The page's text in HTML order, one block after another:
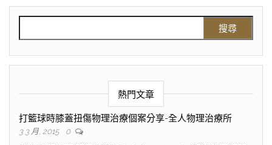
熱門文章
打籃球時膝蓋扭傷物理治療個案分享-全人物理治療所
3 3 月, 2015 0